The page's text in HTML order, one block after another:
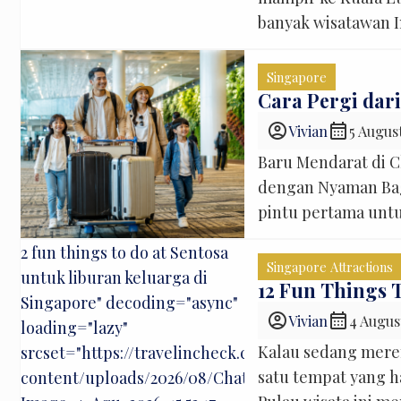
banyak wisatawan
seperti ini juga
Namun, satu
Singapore
Cara Pergi
account_circleViviancalendar_month5
Baru Mendarat di
dengan Nyaman
pintu pertama
pertanyaan yang
cara paling
2 fun things to do at Sentosa
untuk liburan keluarga di
Singapore" decoding="async"
loading="lazy"
srcset="https://travelincheck.com/wp-
content/uploads/2026/08/ChatGPT-
Singapore Attractions
12 Fun Things
account_circleViviancalendar_month4
Kalau sedang
satu tempat yang